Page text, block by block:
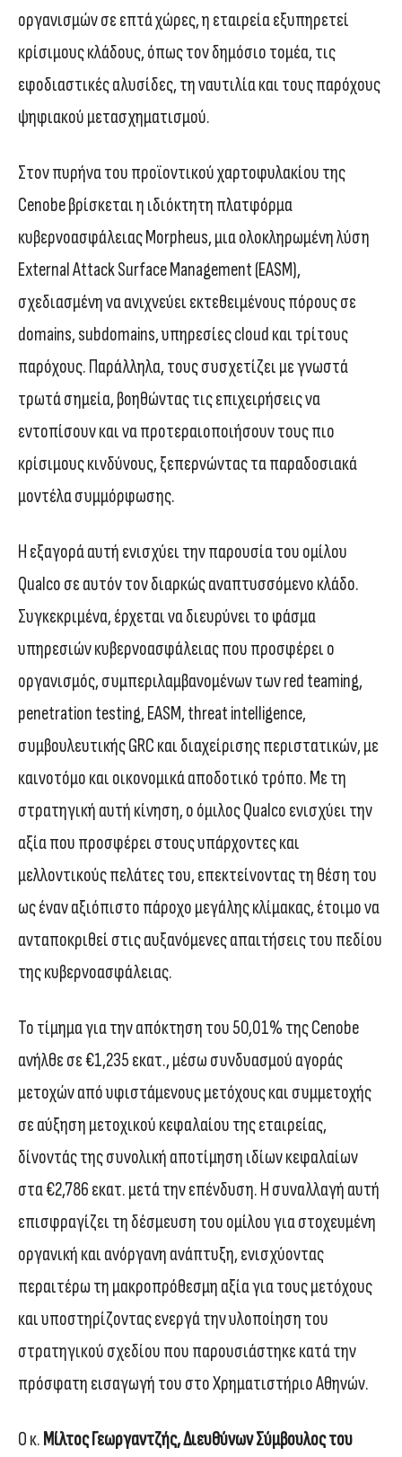
οργανισμών σε επτά χώρες, η εταιρεία εξυπηρετεί
κρίσιμους κλάδους, όπως τον δημόσιο τομέα, τις
εφοδιαστικές αλυσίδες, τη ναυτιλία και τους παρόχους
ψηφιακού μετασχηματισμού.
Στον πυρήνα του προϊοντικού χαρτοφυλακίου της
Cenobe βρίσκεται η ιδιόκτητη πλατφόρμα
κυβερνοασφάλειας Morpheus, μια ολοκληρωμένη λύση
External Attack Surface Management (EASM),
σχεδιασμένη να ανιχνεύει εκτεθειμένους πόρους σε
domains, subdomains, υπηρεσίες cloud και τρίτους
παρόχους. Παράλληλα, τους συσχετίζει με γνωστά
τρωτά σημεία, βοηθώντας τις επιχειρήσεις να
εντοπίσουν και να προτεραιοποιήσουν τους πιο
κρίσιμους κινδύνους, ξεπερνώντας τα παραδοσιακά
μοντέλα συμμόρφωσης.
Η εξαγορά αυτή ενισχύει την παρουσία του ομίλου
Qualco σε αυτόν τον διαρκώς αναπτυσσόμενο κλάδο.
Συγκεκριμένα, έρχεται να διευρύνει το φάσμα
υπηρεσιών κυβερνοασφάλειας που προσφέρει ο
οργανισμός, συμπεριλαμβανομένων των red teaming,
penetration testing, EASM, threat intelligence,
συμβουλευτικής GRC και διαχείρισης περιστατικών, με
καινοτόμο και οικονομικά αποδοτικό τρόπο. Με τη
στρατηγική αυτή κίνηση, ο όμιλος Qualco ενισχύει την
αξία που προσφέρει στους υπάρχοντες και
μελλοντικούς πελάτες του, επεκτείνοντας τη θέση του
ως έναν αξιόπιστο πάροχο μεγάλης κλίμακας, έτοιμο να
ανταποκριθεί στις αυξανόμενες απαιτήσεις του πεδίου
της κυβερνοασφάλειας.
Το τίμημα για την απόκτηση του 50,01% της Cenobe
ανήλθε σε €1,235 εκατ., μέσω συνδυασμού αγοράς
μετοχών από υφιστάμενους μετόχους και συμμετοχής
σε αύξηση μετοχικού κεφαλαίου της εταιρείας,
δίνοντάς της συνολική αποτίμηση ιδίων κεφαλαίων
στα €2,786 εκατ. μετά την επένδυση. Η συναλλαγή αυτή
επισφραγίζει τη δέσμευση του ομίλου για στοχευμένη
οργανική και ανόργανη ανάπτυξη, ενισχύοντας
περαιτέρω τη μακροπρόθεσμη αξία για τους μετόχους
και υποστηρίζοντας ενεργά την υλοποίηση του
στρατηγικού σχεδίου που παρουσιάστηκε κατά την
πρόσφατη εισαγωγή του στο Χρηματιστήριο Αθηνών.
Ο κ. Μίλτος Γεωργαντζής, Διευθύνων Σύμβουλος του